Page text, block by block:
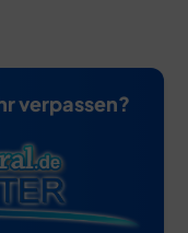
verpassen?